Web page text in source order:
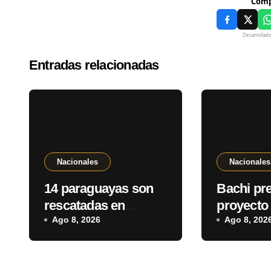
Entradas relacionadas
Nacionales
14 paraguayas son
rescatadas en
operativo antitrata
que deja dos
Ago 8, 2026
Nacionales
Bachi
proyecto
que
Ago 8,